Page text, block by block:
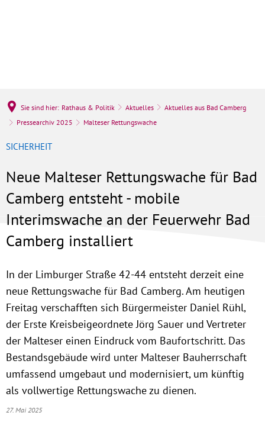
Sie sind hier: Rathaus & Politik Aktuelles
Aktuelles aus Bad Camberg
Pressearchiv 2025
Malteser Rettungswache
SICHERHEIT
Neue Malteser Rettungswache für Bad
Camberg entsteht - mobile
Interimswache an der Feuerwehr Bad
Camberg installiert
In der Limburger Straße 42-44 entsteht derzeit eine
neue Rettungswache für Bad Camberg. Am heutigen
Freitag verschafften sich Bürgermeister Daniel Rühl,
der Erste Kreisbeigeordnete Jörg Sauer und Vertreter
der Malteser einen Eindruck vom Baufortschritt. Das
Bestandsgebäude wird unter Malteser Bauherrschaft
umfassend umgebaut und modernisiert, um künftig
als vollwertige Rettungswache zu dienen.
27. Mai 2025